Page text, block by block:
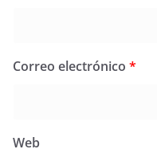
Correo electrónico *
Web